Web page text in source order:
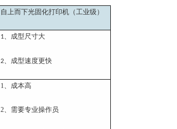
自上而下光固化打印机 （工业级）
1 、成型尺寸大
2 、成型速度更快
1、 成本高
2、 需要专业操作员